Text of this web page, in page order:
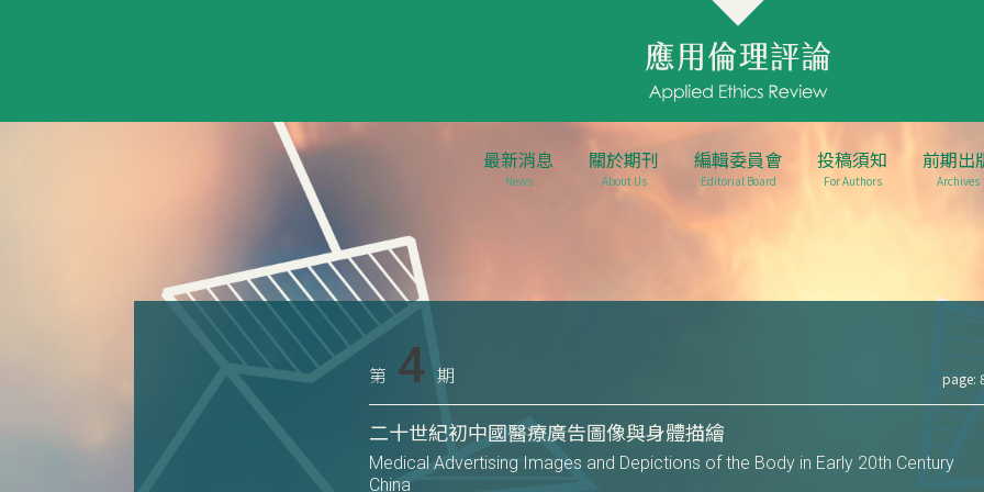
最新消息
News
關於期刊
About Us
編輯委員會
Editorial Board
投稿須知
For Authors
前期出
Archives
page:
第 4 期
二十世紀初中國醫療廣告圖像與身體描繪
Medical Advertising Images and Depictions of the Body in Early 20th Century
China